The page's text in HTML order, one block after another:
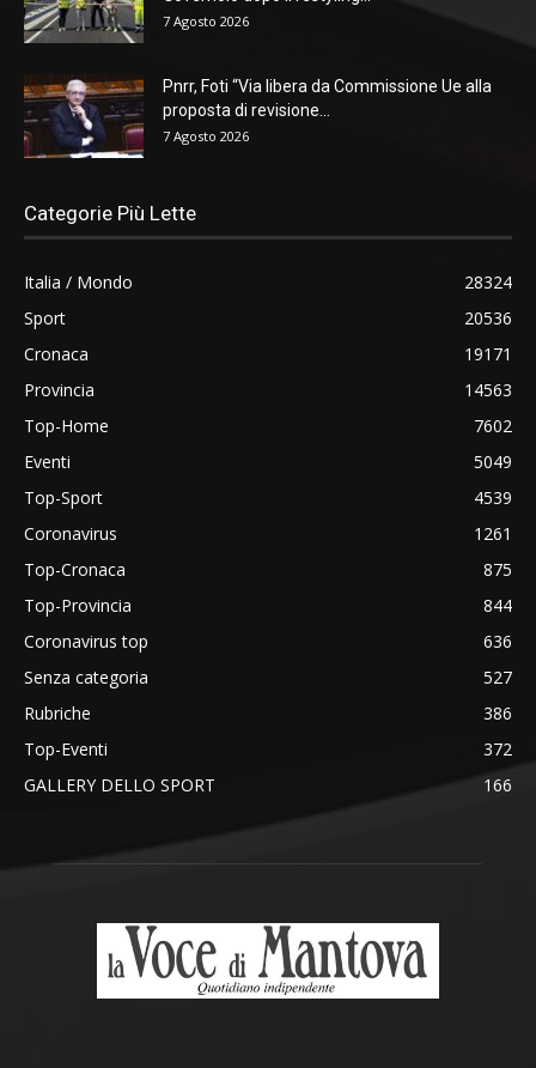
7 Agosto 2026
Pnrr, Foti “Via libera da Commissione Ue alla
proposta di revisione...
7 Agosto 2026
Categorie Più Lette
Italia / Mondo
28324
Sport
20536
Cronaca
19171
Provincia
14563
Top-Home
7602
Eventi
5049
Top-Sport
4539
Coronavirus
1261
Top-Cronaca
875
Top-Provincia
844
Coronavirus top
636
Senza categoria
527
Rubriche
386
Top-Eventi
372
GALLERY DELLO SPORT
166